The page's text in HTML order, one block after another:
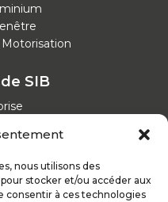
nous utilisons des
stocker et/ou accéder aux
consentir à ces technologies
SIB